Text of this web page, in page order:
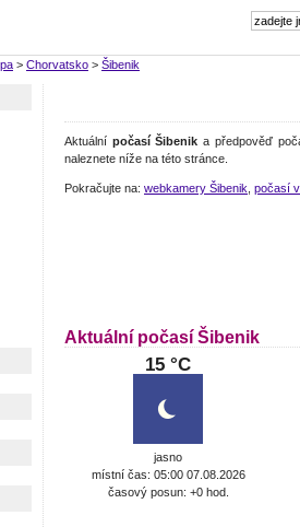
> Chorvatsko > Šibenik
Aktuální počasí Šibenik a předpověď
naleznete níže na této stránce.
Pokračujte na: webkamery Šibenik počasí
Aktuální počasí Šibenik
15 °C
jasno
místní čas: 05:00 07.08.2026
časový posun: +0 hod.